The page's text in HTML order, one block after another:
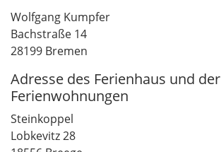
Wolfgang Kumpfer
Bachstraße 14
28199 Bremen
Adresse des Ferienhaus und der
Ferienwohnungen
Steinkoppel
Lobkevitz 28